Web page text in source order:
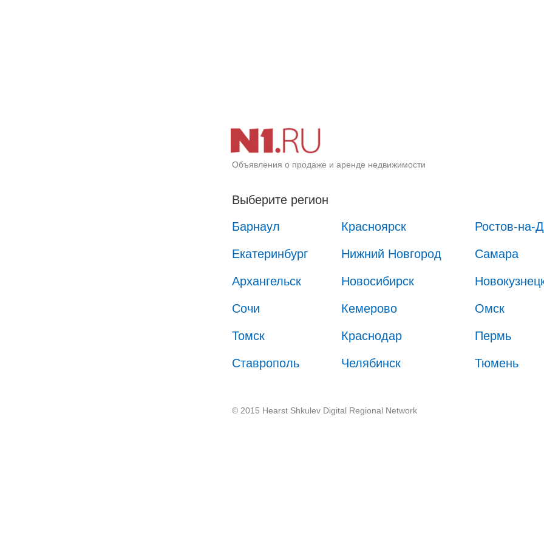
Объявления о продаже и аренде недвижимости
Выберите регион
Барнаул
Красноярск Ростов-на-
Екатеринбург Нижний Новгород Самара
Архангельск Новосибирск
Сочи Кемерово Омск
Томск Краснодар Пермь
Ставрополь Челябинск Тюмень
© 2015 Hearst Shkulev Digital Regional Network